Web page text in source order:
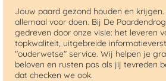
Jouw paard gezond houden en
allemaal voor doen. Bij De
gedreven door onze visie: het leveren
topkwaliteit, uitgebreide
"ouderwetse" service. Wij helpen je
beloven en rusten pas als jij tevreden
dat checken we ook.